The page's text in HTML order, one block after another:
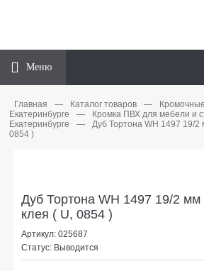
Меню
Главная — Каталог товаров —
Екатеринбурге
—
Кромка ПВХ для мебели и
Екатеринбурге
—
Дуб Тортона WH 1497 19/2
0854 )
Дуб Тортона WH 1497 19/2 мм
клея ( U, 0854 )
Артикул: 025687
Статус: Выводится